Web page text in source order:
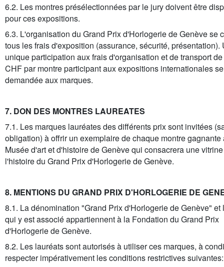
6.2. Les montres présélectionnées par le jury doivent être
pour ces expositions.
6.3. L'organisation du Grand Prix d'Horlogerie de Genève se
tous les frais d'exposition (assurance, sécurité, présentation).
unique participation aux frais d'organisation et de transport
CHF par montre participant aux expositions internationales
demandée aux marques.
7. DON DES MONTRES LAUREATES
7.1. Les marques lauréates des différents prix sont invitées
obligation) à offrir un exemplaire de chaque montre gagnante
Musée d'art et d'histoire de Genève qui consacrera une
l'histoire du Grand Prix d'Horlogerie de Genève.
8. MENTIONS DU GRAND PRIX D'HORLOGERIE DE
8.1. La dénomination "Grand Prix d'Horlogerie de Genève" et
qui y est associé appartiennent à la Fondation du Grand Prix
d'Horlogerie de Genève.
8.2. Les lauréats sont autorisés à utiliser ces marques, à
respecter impérativement les conditions restrictives suivantes: